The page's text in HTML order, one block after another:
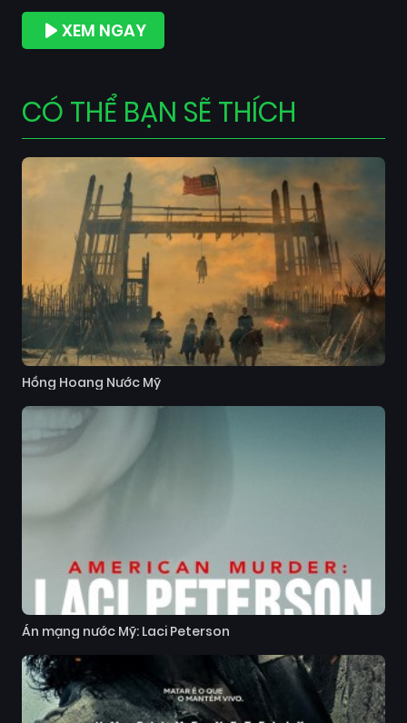
XEM NGAY
CÓ THỂ BẠN SẼ THÍCH
Hồng Hoang Nước Mỹ
Án mạng nước Mỹ: Laci Peterson